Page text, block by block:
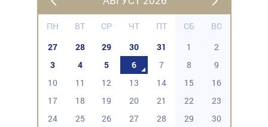
ПН ВТ СР ЧТ ПТ СБ
ВС
27
28 29 30 31 1
2
3
4 5 6 7 8
9
10
11 12 13 14 15
16
17
18 19 20 21 22
23
24
25 26 27 28 29
30